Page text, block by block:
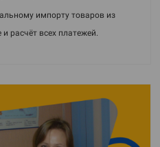
импорту товаров из
расчёт всех платежей.